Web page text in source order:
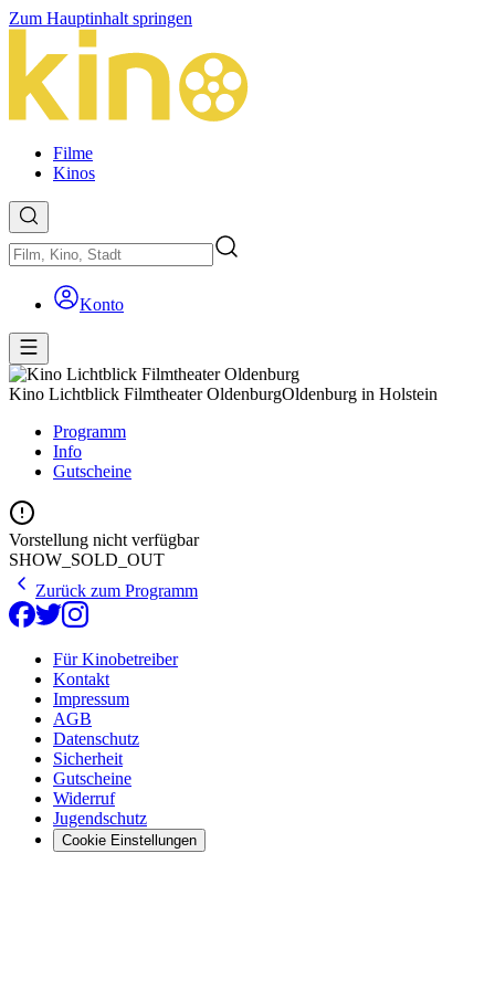
Zum Hauptinhalt springen
Filme
Kinos
Konto
Kino Lichtblick Filmtheater OldenburgOldenburg in Holstein
Programm
Info
Gutscheine
Vorstellung nicht verfügbar
SHOW_SOLD_OUT
Zurück zum Programm
Für Kinobetreiber
Kontakt
Impressum
AGB
Datenschutz
Sicherheit
Gutscheine
Widerruf
Jugendschutz
Cookie Einstellungen